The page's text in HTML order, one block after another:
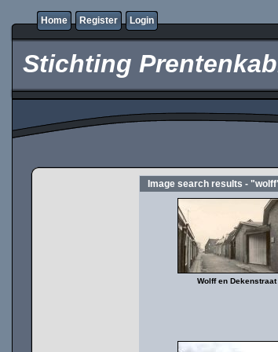
Home Register Login
Stichting
Image search results -
Wolff en Dekenstraat